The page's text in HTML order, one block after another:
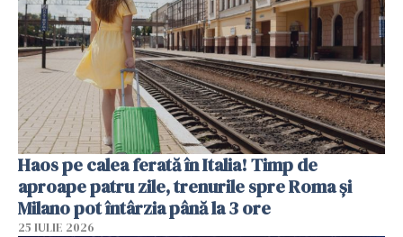
Haos pe calea ferată în Italia! Timp de
aproape patru zile, trenurile spre Roma și
Milano pot întârzia până la 3 ore
25 IULIE 2026